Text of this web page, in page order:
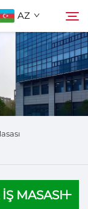
AZ
Axtarış
MASASI